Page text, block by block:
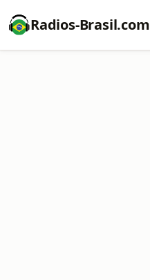
Radios-Brasil.com